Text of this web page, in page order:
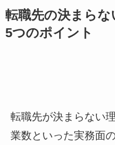
転職先の決まら
5つのポイント
転職先が決まらない
業数といった実務面